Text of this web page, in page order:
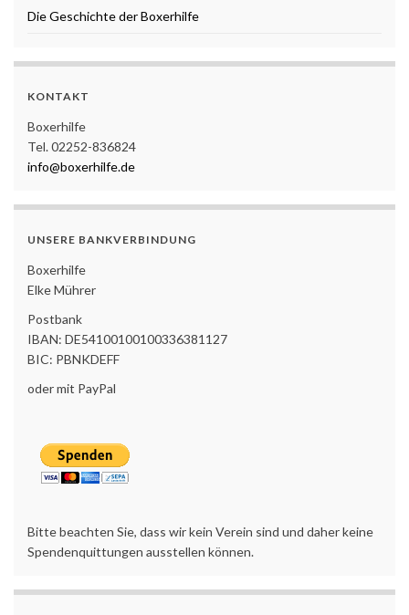
Die Geschichte der Boxerhilfe
KONTAKT
Boxerhilfe
Tel. 02252-836824
info@boxerhilfe.de
UNSERE BANKVERBINDUNG
Boxerhilfe
Elke Mührer
Postbank
IBAN: DE54100100100336381127
BIC: PBNKDEFF
oder mit PayPal
Bitte beachten Sie, dass wir kein Verein sind und daher keine
Spendenquittungen ausstellen können.